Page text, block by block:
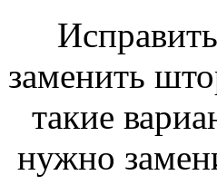
заменить
такие
нужно